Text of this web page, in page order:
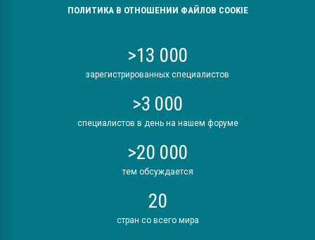
ПОЛИТИКА В ОТНОШЕНИИ ФАЙЛОВ COOKIE
>13 000
зарегистрированных специалистов
>3 000
специалистов в день на нашем форуме
>20 000
тем обсуждается
20
стран со всего мира